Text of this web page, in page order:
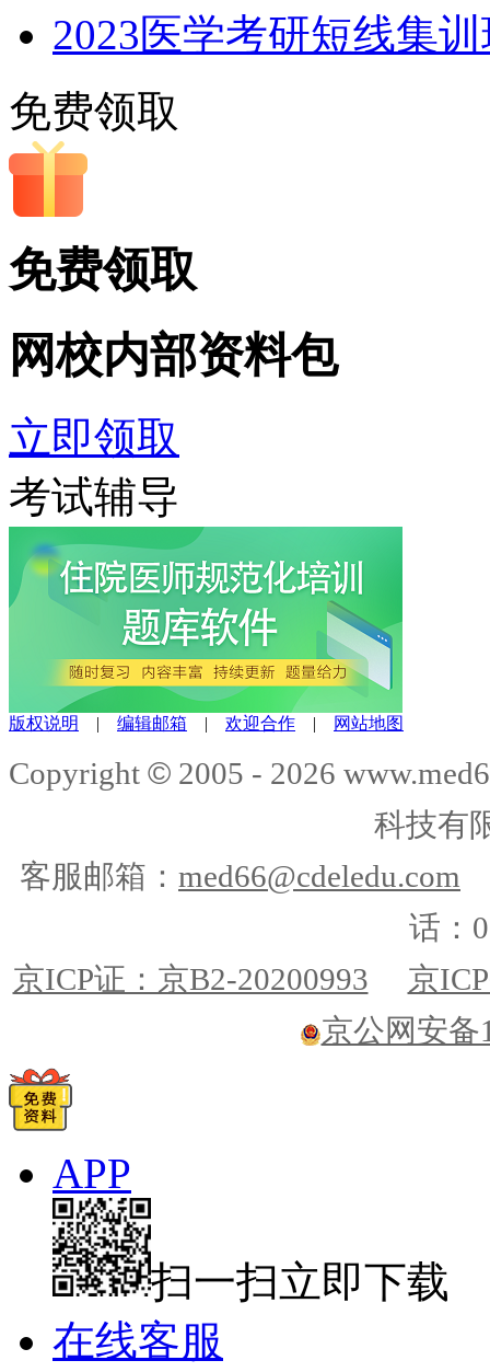
2023医学考研短线集
免费领取
免费领取
网校内部资料包
立即领取
考试辅导
版权说明 编辑邮箱 欢迎合作 网站地图
Copyright © 2005 - 2026
科技有
客服邮箱： med66@cdeledu.com
话：
京ICP证：京B2-20200993
京
京公网安备
APP
扫一扫立即下载
在线客服